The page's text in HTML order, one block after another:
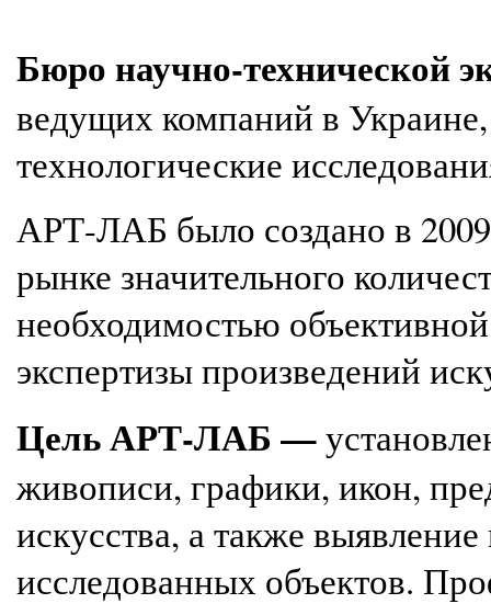
Бюро научно-технической
ведущих компаний в
технологические
АРТ-ЛАБ было создано в 2009
рынке значительного
необходимостью
экспертизы произведений
Цель АРТ-ЛАБ —
живописи, графики, икон,
искусства, а также
исследованных объектов.